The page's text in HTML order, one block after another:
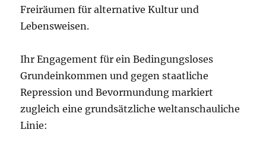
Freiräumen für alternative Kultur und
Lebensweisen.
Ihr Engagement für ein Bedingungsloses
Grundeinkommen und gegen staatliche
Repression und Bevormundung markiert
zugleich eine grundsätzliche weltanschauliche
Linie: